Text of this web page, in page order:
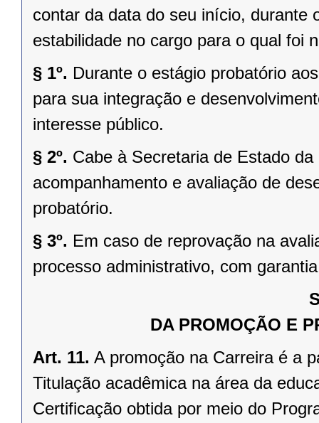
contar da data do seu início, durante
estabilidade no cargo para o qual foi
§ 1º. Durante o estágio probatório
para sua integração e
interesse público.
§ 2º. Cabe à Secretaria de Estado
acompanhamento e avaliação de
probatório.
§ 3º. Em caso de reprovação na
processo administrativo, com
DA PROMOÇÃO E
Art. 11. A promoção na Carreira é a
Titulação acadêmica na área da
Certificação obtida por meio do